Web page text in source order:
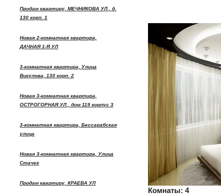
Продам квартиру, МЕЧНИКОВА УЛ., д.
130 корп. 1
Новая 2-комнатная квартира,
ДАЧНАЯ 1-Я УЛ
3-комнатная квартира, Улица
Викулова, 130 корп. 2
Новая 3-комнатная квартира,
ОСТРОГОРНАЯ УЛ., дом 119 корпус 3
3-комнатная квартира, Бессарабская
улица
Новая 3-комнатная квартира, Улица
Стачек
Продам квартиру, КРАЕВА УЛ
Комнаты: 4